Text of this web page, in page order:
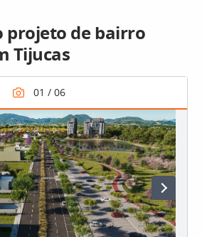
projeto de bairro
Tijucas